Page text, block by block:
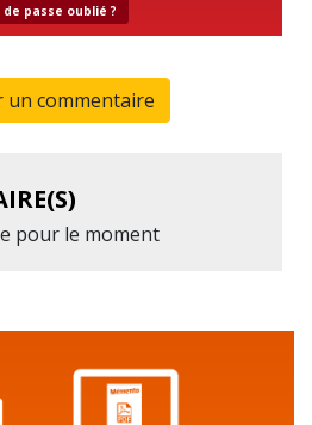
de passe oublié ?
un commentaire
pour le moment